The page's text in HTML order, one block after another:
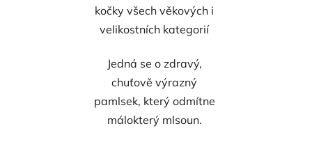
kočky všech věkových i
velikostních kategorií
Jedná se o zdravý,
chuťově výrazný
pamlsek, který odmítne
málokterý mlsoun.